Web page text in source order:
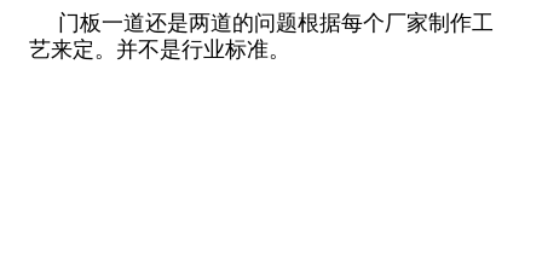
门板一道还是两道的问题根据每个厂家制作工
艺来定。并不是行业标准。